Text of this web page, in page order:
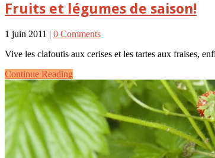
Fruits et légumes de saison!
1 juin 2011 | 0 Comments
Vive les clafoutis aux cerises et les tartes aux fraises,
Continue Reading